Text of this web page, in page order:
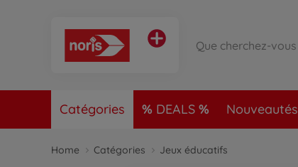
Catégories DEALS Nouveautés
Home Catégories Jeux éducatifs